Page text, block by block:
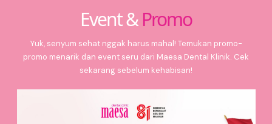
Event &Promo
Yuk, senyum sehat nggak harus mahal! Temukan promo-
promo menarik dan event seru dari Maesa Dental Klinik. Cek
sekarang sebelum kehabisan!